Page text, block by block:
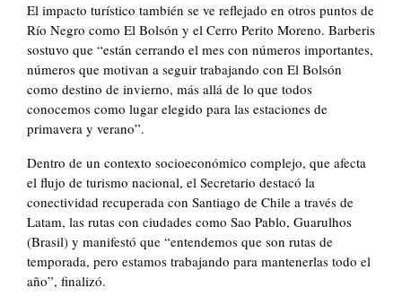
El impacto turístico también se ve reflejado en otros puntos de
Río Negro como El Bolsón y el Cerro Perito Moreno. Barberis
sostuvo que “están cerrando el mes con números importantes,
números que motivan a seguir trabajando con El Bolsón
como destino de invierno, más allá de lo que todos
conocemos como lugar elegido para las estaciones de
primavera y verano”.
Dentro de un contexto socioeconómico complejo, que afecta
el flujo de turismo nacional, el Secretario destacó la
conectividad recuperada con Santiago de Chile a través de
Latam, las rutas con ciudades como Sao Pablo, Guarulhos
(Brasil) y manifestó que “entendemos que son rutas de
temporada, pero estamos trabajando para mantenerlas todo el
año”, finalizó.